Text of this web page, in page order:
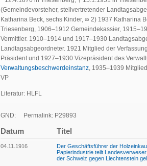
(Gemeindevorsteher, stellvertretender
Katharina Beck, sechs Kinder, ∞ 2) 1937 Katharina
Triesenberg, 1906–1912 Gemeindekassier,
Vermittler. 1910–1914 und 1917–1930
Landtagsabgeordneter. 1921 Mitglied der
Präsident und 1927–1930 Vizepräsident des
Verwaltungsbeschwerdeinstanz, 1935–1939
VP
Literatur: HLFL
GND: Permalink: P29893
Datum Titel
04.11.1916
Der Geschäftsführer der
Papierindustrie teilt
der Schweiz gegen Liechtenstein